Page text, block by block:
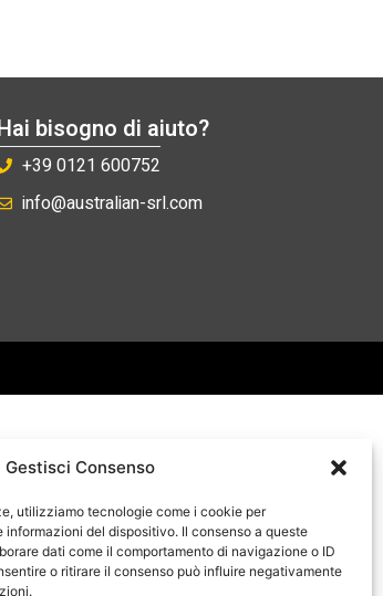
Gestisci Consenso
utilizziamo tecnologie come i cookie per
del dispositivo. Il consenso a queste
dati come il comportamento di navigazione o ID
o ritirare il consenso può influire negativamente
bisogno di aiuto?
+39 0121 600752
info@australian-srl.com